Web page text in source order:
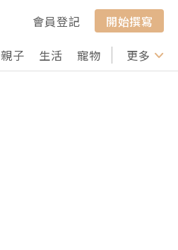
會員登記
開始撰寫
親子 生活 寵物 行山 打卡
更多